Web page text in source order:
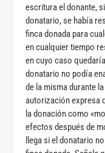
escritura el donante,
donatario, se había
finca donada para
en cualquier tiempo
en cuyo caso
donatario no podía
de la misma durante
autorización expresa
la donación como
efectos después de
llega si el donatario